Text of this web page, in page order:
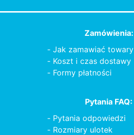
Zamówienia:
Jak zamawiać towary
Koszt i czas dostawy
Formy płatności
Pytania FAQ:
Pytania odpowiedzi
Rozmiary ulotek